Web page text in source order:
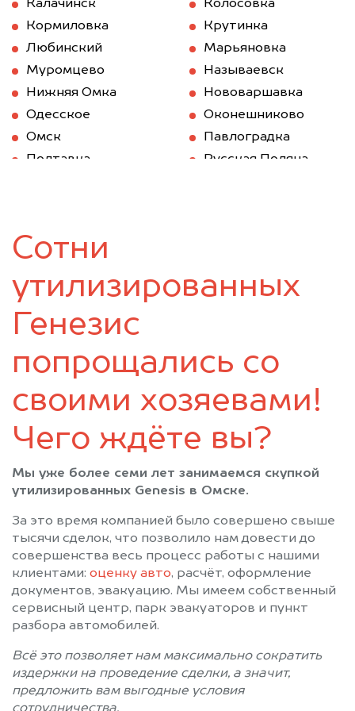
Калачинск
Колосовка
Кормиловка
Крутинка
Любинский
Марьяновка
Муромцево
Называевск
Нижняя Омка
Нововаршавка
Одесское
Оконешниково
Омск
Павлоградка
Полтавка
Русская Поляна
Усть-Ишим
Сотни
утилизированных
Генезис
попрощались со
своими хозяевами!
Чего ждёте вы?
Мы уже более семи лет занимаемся скупкой
утилизированных Genesis в Омске.
За это время компанией было совершено свыше
тысячи сделок, что позволило нам довести до
совершенства весь процесс работы с нашими
клиентами: оценку авто, расчёт, оформление
документов, эвакуацию. Мы имеем собственный
сервисный центр, парк эвакуаторов и пункт
разбора автомобилей.
Всё это позволяет нам максимально сократить
издержки на проведение сделки, а значит,
предложить вам выгодные условия
сотрудничества.